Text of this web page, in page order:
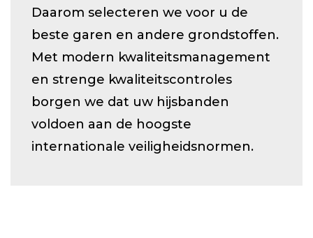
Daarom selecteren we voor u de
beste garen en andere grondstoffen.
Met modern kwaliteitsmanagement
en strenge kwaliteitscontroles
borgen we dat uw hijsbanden
voldoen aan de hoogste
internationale veiligheidsnormen.